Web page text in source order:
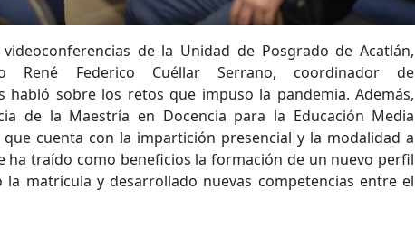
de la Unidad de Posgrado de Acatlán,
René Federico Cuéllar Serrano, coordinador de
habló sobre los retos que impuso la pandemia. Además,
de la Maestría en Docencia para la Educación Media
que cuenta con la impartición presencial y la modalidad a
ha traído como beneficios la formación de un nuevo perfil
la matrícula y desarrollado nuevas competencias entre el